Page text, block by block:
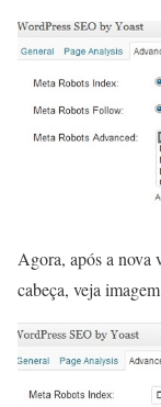
Agora, após a nova
cabeça, veja